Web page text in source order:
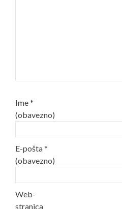
Ime*
(obavezno)
E-pošta*
(obavezno)
Web-
stranica